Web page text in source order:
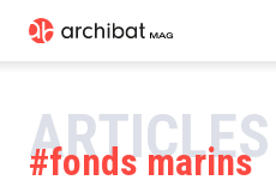
ARTICLES
fonds marins